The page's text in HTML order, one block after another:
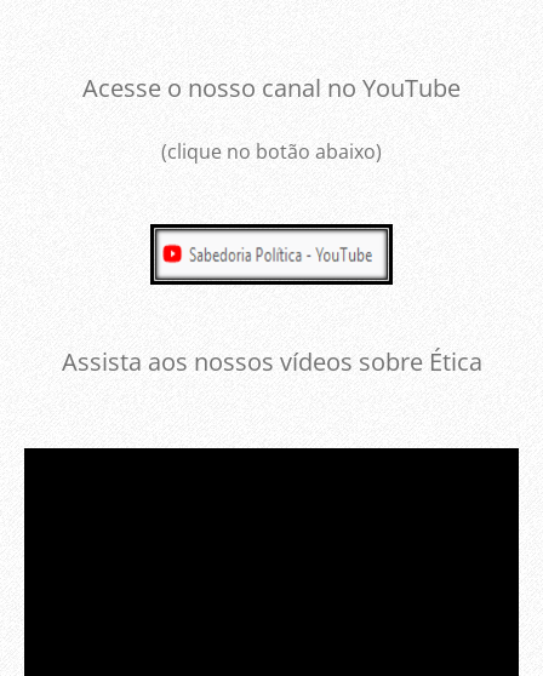
Acesse o nosso canal no YouTube
(clique no botão abaixo)
Assista aos nossos vídeos sobre Ética